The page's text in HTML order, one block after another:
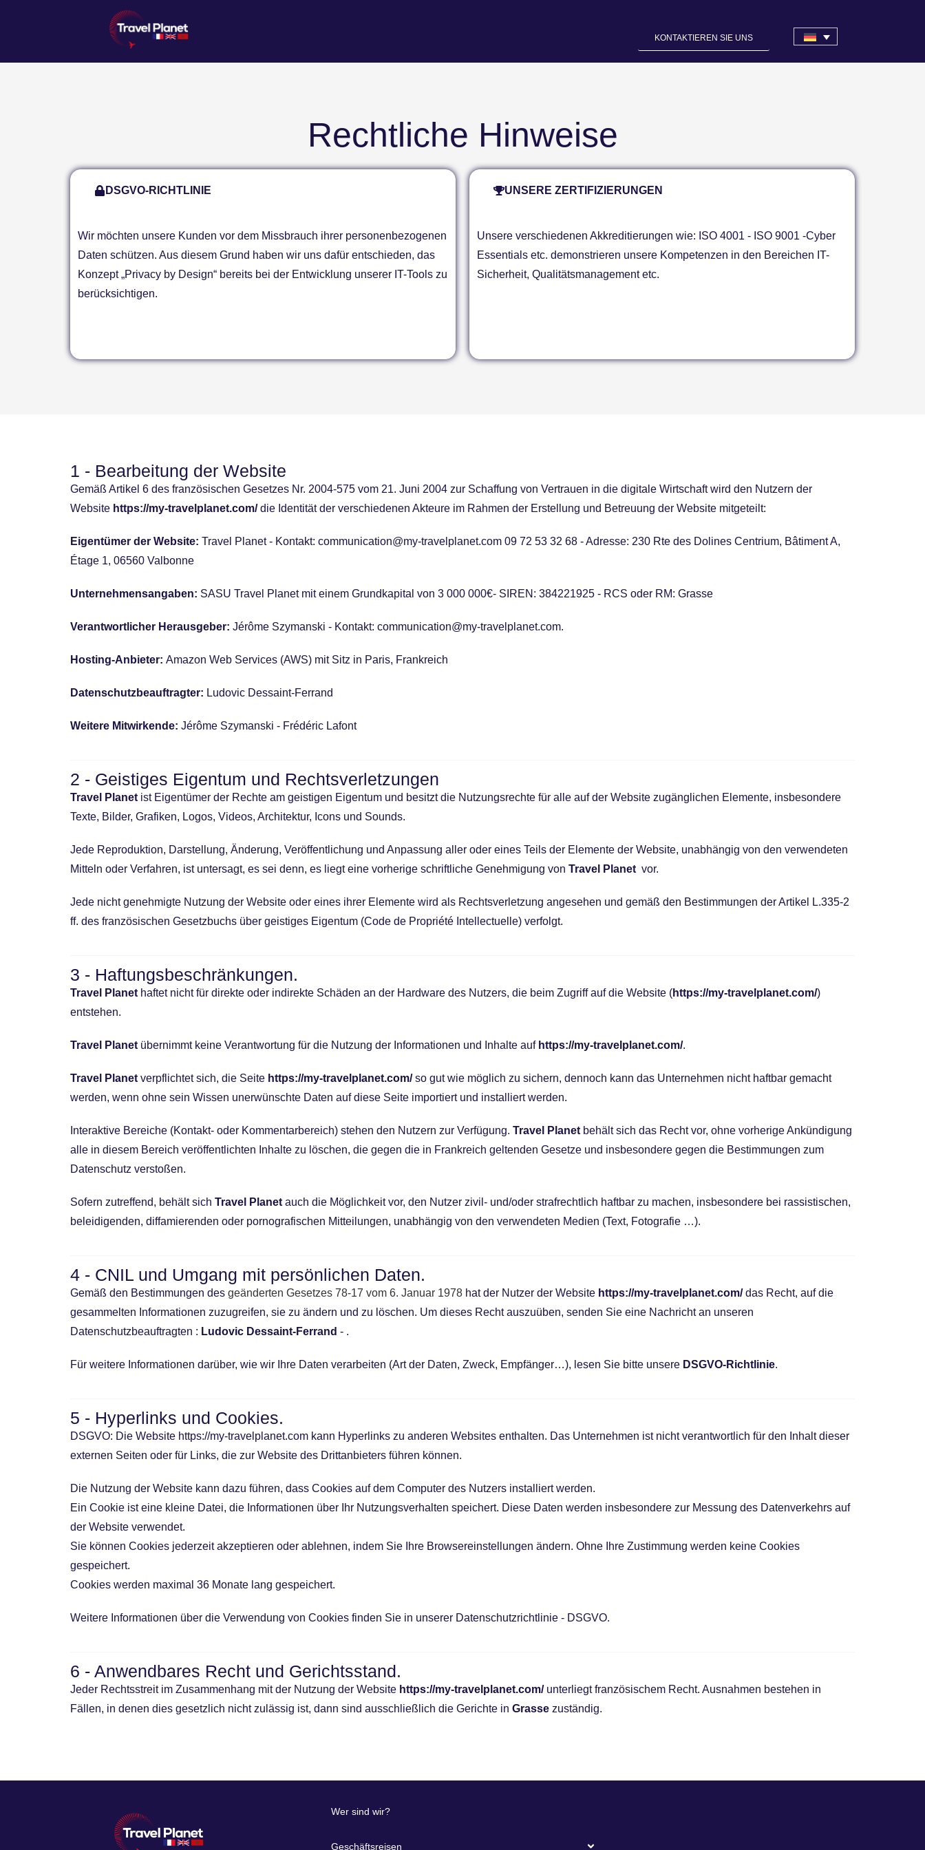
KONTAKTIEREN SIE UNS
Rechtliche Hinweise
DSGVO-RICHTLINIE
Wir möchten unsere Kunden vor dem Missbrauch ihrer personenbezogenen
Daten schützen. Aus diesem Grund haben wir uns dafür entschieden, das
Konzept „Privacy by Design“ bereits bei der Entwicklung unserer IT-Tools zu
berücksichtigen.
UNSERE ZERTIFIZIERUNGEN
Unsere verschiedenen Akkreditierungen wie: ISO 4001 - ISO 9001 -Cyber
Essentials etc. demonstrieren unsere Kompetenzen in den Bereichen IT-
Sicherheit, Qualitätsmanagement etc.
1 - Bearbeitung der Website
Gemäß Artikel 6 des französischen Gesetzes Nr. 2004-575 vom 21. Juni 2004 zur Schaffung von Vertrauen in die digitale Wirtschaft wird den Nutzern der
Website https://my-travelplanet.com/die Identität der verschiedenen Akteure im Rahmen der Erstellung und Betreuung der Website mitgeteilt:
Eigentümer der Website: Travel Planet - Kontakt: communication@my-travelplanet.com 09 72 53 32 68 - Adresse: 230 Rte des Dolines Centrium, Bâtiment A,
Étage 1, 06560 Valbonne
Unternehmensangaben: SASU Travel Planet mit einem Grundkapital von 3 000 000€- SIREN: 384221925 - RCS oder RM: Grasse
Verantwortlicher Herausgeber: Jérôme Szymanski - Kontakt: communication@my-travelplanet.com.
Hosting-Anbieter: Amazon Web Services (AWS) mit Sitz in Paris, Frankreich
Datenschutzbeauftragter: Ludovic Dessaint-Ferrand
Weitere Mitwirkende: Jérôme Szymanski - Frédéric Lafont
2 - Geistiges Eigentum und Rechtsverletzungen
Travel Planet ist Eigentümer der Rechte am geistigen Eigentum und besitzt die Nutzungsrechte für alle auf der Website zugänglichen Elemente, insbesondere
Texte, Bilder, Grafiken, Logos, Videos, Architektur, Icons und Sounds.
Jede Reproduktion, Darstellung, Änderung, Veröffentlichung und Anpassung aller oder eines Teils der Elemente der Website, unabhängig von den verwendeten
Mitteln oder Verfahren, ist untersagt, es sei denn, es liegt eine vorherige schriftliche Genehmigung von Travel Planet vor.
Jede nicht genehmigte Nutzung der Website oder eines ihrer Elemente wird als Rechtsverletzung angesehen und gemäß den Bestimmungen der Artikel L.335-2
ff. des französischen Gesetzbuchs über geistiges Eigentum (Code de Propriété Intellectuelle) verfolgt.
3 - Haftungsbeschränkungen.
Travel Planet haftet nicht für direkte oder indirekte Schäden an der Hardware des Nutzers, die beim Zugriff auf die Website (https://my-travelplanet.com/)
entstehen.
Travel Planet übernimmt keine Verantwortung für die Nutzung der Informationen und Inhalte auf https://my-travelplanet.com/.
Travel Planet verpflichtet sich, die Seite https://my-travelplanet.com/so gut wie möglich zu sichern, dennoch kann das Unternehmen nicht haftbar gemacht
werden, wenn ohne sein Wissen unerwünschte Daten auf diese Seite importiert und installiert werden.
Interaktive Bereiche (Kontakt- oder Kommentarbereich) stehen den Nutzern zur Verfügung. Travel Planet behält sich das Recht vor, ohne vorherige Ankündigung
alle in diesem Bereich veröffentlichten Inhalte zu löschen, die gegen die in Frankreich geltenden Gesetze und insbesondere gegen die Bestimmungen zum
Datenschutz verstoßen.
Sofern zutreffend, behält sich Travel Planet auch die Möglichkeit vor, den Nutzer zivil- und/oder strafrechtlich haftbar zu machen, insbesondere bei rassistischen,
beleidigenden, diffamierenden oder pornografischen Mitteilungen, unabhängig von den verwendeten Medien (Text, Fotografie …).
4 - CNIL und Umgang mit persönlichen Daten.
Gemäß den Bestimmungen des geänderten Gesetzes 78-17 vom 6. Januar 1978 hat der Nutzer der Website https://my-travelplanet.com/das Recht, auf die
gesammelten Informationen zuzugreifen, sie zu ändern und zu löschen. Um dieses Recht auszuüben, senden Sie eine Nachricht an unseren
Datenschutzbeauftragten : Ludovic Dessaint-Ferrand - .
Für weitere Informationen darüber, wie wir Ihre Daten verarbeiten (Art der Daten, Zweck, Empfänger…), lesen Sie bitte unsere DSGVO-Richtlinie.
5 - Hyperlinks und Cookies.
DSGVO: Die Website https://my-travelplanet.com kann Hyperlinks zu anderen Websites enthalten. Das Unternehmen ist nicht verantwortlich für den Inhalt dieser
externen Seiten oder für Links, die zur Website des Drittanbieters führen können.
Die Nutzung der Website kann dazu führen, dass Cookies auf dem Computer des Nutzers installiert werden.
Ein Cookie ist eine kleine Datei, die Informationen über Ihr Nutzungsverhalten speichert. Diese Daten werden insbesondere zur Messung des Datenverkehrs auf
der Website verwendet.
Sie können Cookies jederzeit akzeptieren oder ablehnen, indem Sie Ihre Browsereinstellungen ändern. Ohne Ihre Zustimmung werden keine Cookies
gespeichert.
Cookies werden maximal 36 Monate lang gespeichert.
Weitere Informationen über die Verwendung von Cookies finden Sie in unserer Datenschutzrichtlinie - DSGVO.
6 - Anwendbares Recht und Gerichtsstand.
Jeder Rechtsstreit im Zusammenhang mit der Nutzung der Website https://my-travelplanet.com/unterliegt französischem Recht. Ausnahmen bestehen in
Fällen, in denen dies gesetzlich nicht zulässig ist, dann sind ausschließlich die Gerichte in Grasse zuständig.
Wer sind wir?
Geschäftsreisen